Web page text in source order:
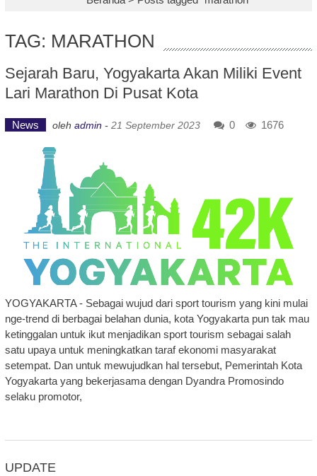
TAG: MARATHON
Sejarah Baru, Yogyakarta Akan Miliki Event
Lari Marathon Di Pusat Kota
News oleh admin - 21 September 2023 0 1676
YOGYAKARTA - Sebagai wujud dari sport tourism yang kini mulai
nge-trend di berbagai belahan dunia, kota Yogyakarta pun tak mau
ketinggalan untuk ikut menjadikan sport tourism sebagai salah
satu upaya untuk meningkatkan taraf ekonomi masyarakat
setempat. Dan untuk mewujudkan hal tersebut, Pemerintah Kota
Yogyakarta yang bekerjasama dengan Dyandra Promosindo
selaku promotor,
UPDATE